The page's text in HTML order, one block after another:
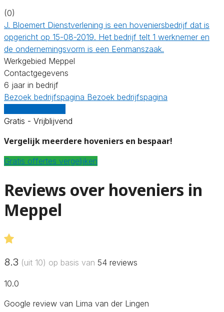
(0)
J. Bloemert Dienstverlening is een hoveniersbedrijf dat is
opgericht op 15-08-2019. Het bedrijf telt 1 werknemer en
de ondernemingsvorm is een Eenmanszaak.
Werkgebied Meppel
Contactgegevens
6 jaar in bedrijf
Bezoek bedrijfspagina Bezoek bedrijfspagina
Gratis - Vrijblijvend
Vergelijk meerdere hoveniers en bespaar!
Gratis offertes vergelijken
Reviews over hoveniers in
Meppel
8.3 (uit 10) op basis van 54 reviews
10.0
Google review van Lima van der Lingen